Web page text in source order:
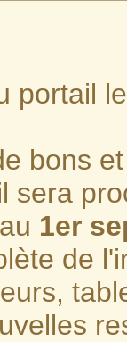
portail
bons
sera
1er
de